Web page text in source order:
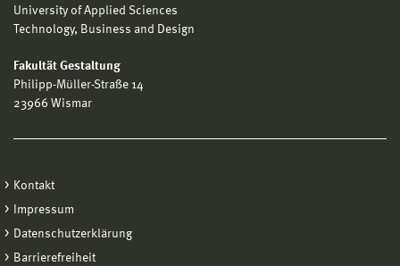
University of Applied Sciences
Technology, Business and Design
Fakultät Gestaltung
Philipp-Müller-Straße 14
23966 Wismar
Kontakt
Impressum
Datenschutzerklärung
Barrierefreiheit